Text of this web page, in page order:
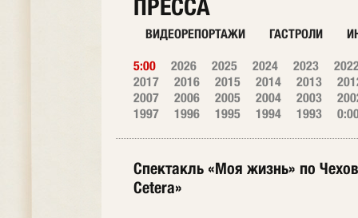
ПРЕССА
ВИДЕОРЕПОРТАЖИ ГАСТРОЛИ
5:00 2026 2025 2024 2023
2017
2016 2015 2014 2013
2007
2006 2005 2004 2003
1997
1996 1995 1994 1993
Спектакль «Моя жизнь» по
Cetera»